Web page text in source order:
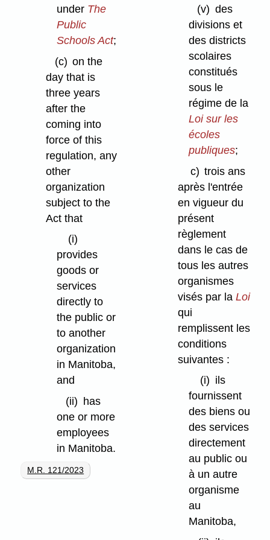
under The
Public
Schools Act;
(c) on the
day that is
three years
after the
coming into
force of this
regulation, any
other
organization
subject to the
Act that
(i)
provides
goods or
services
directly to
the public or
to another
organization
in Manitoba,
and
(ii) has
one or more
employees
in Manitoba.
M.R. 121/2023
(v) des
divisions et
des districts
scolaires
constitués
sous le
régime de la
Loi sur les
écoles
publiques;
c) trois ans
après l'entrée
en vigueur du
présent
règlement
dans le cas de
tous les autres
organismes
visés par laLoi
qui
remplissent les
conditions
suivantes :
(i) ils
fournissent
des biens ou
des services
directement
au public ou
à un autre
organisme
au
Manitoba,